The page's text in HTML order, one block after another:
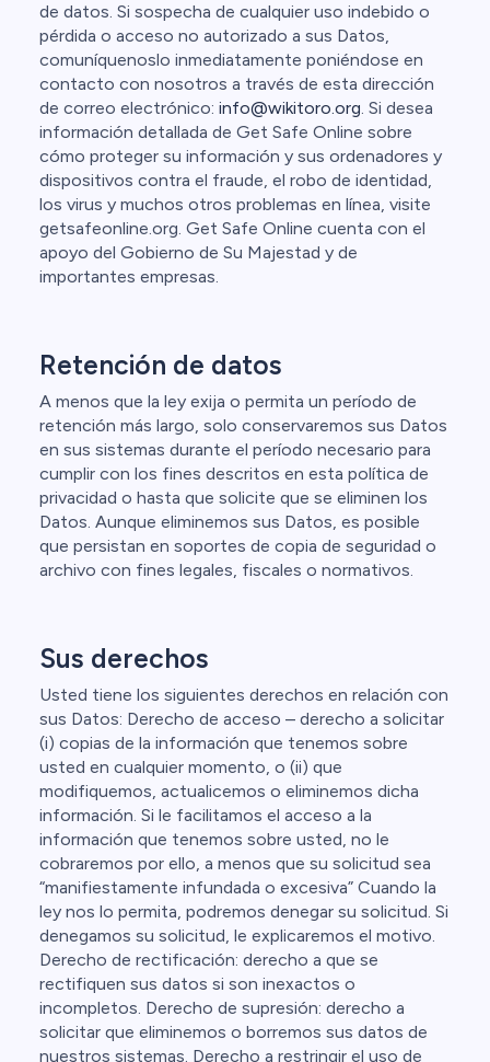
de datos. Si sospecha de cualquier uso indebido o
pérdida o acceso no autorizado a sus Datos,
comuníquenoslo inmediatamente poniéndose en
contacto con nosotros a través de esta dirección
de correo electrónico: info@wikitoro.org. Si desea
información detallada de Get Safe Online sobre
cómo proteger su información y sus ordenadores y
dispositivos contra el fraude, el robo de identidad,
los virus y muchos otros problemas en línea, visite
getsafeonline.org. Get Safe Online cuenta con el
apoyo del Gobierno de Su Majestad y de
importantes empresas.
Retención de datos
A menos que la ley exija o permita un período de
retención más largo, solo conservaremos sus Datos
en sus sistemas durante el período necesario para
cumplir con los fines descritos en esta política de
privacidad o hasta que solicite que se eliminen los
Datos. Aunque eliminemos sus Datos, es posible
que persistan en soportes de copia de seguridad o
archivo con fines legales, fiscales o normativos.
Sus derechos
Usted tiene los siguientes derechos en relación con
sus Datos: Derecho de acceso – derecho a solicitar
(i) copias de la información que tenemos sobre
usted en cualquier momento, o (ii) que
modifiquemos, actualicemos o eliminemos dicha
información. Si le facilitamos el acceso a la
información que tenemos sobre usted, no le
cobraremos por ello, a menos que su solicitud sea
“manifiestamente infundada o excesiva” Cuando la
ley nos lo permita, podremos denegar su solicitud. Si
denegamos su solicitud, le explicaremos el motivo.
Derecho de rectificación: derecho a que se
rectifiquen sus datos si son inexactos o
incompletos. Derecho de supresión: derecho a
solicitar que eliminemos o borremos sus datos de
nuestros sistemas. Derecho a restringir el uso de